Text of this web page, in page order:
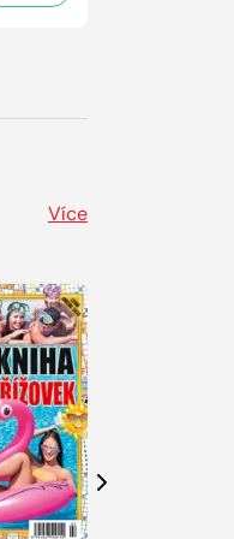
Více
Další